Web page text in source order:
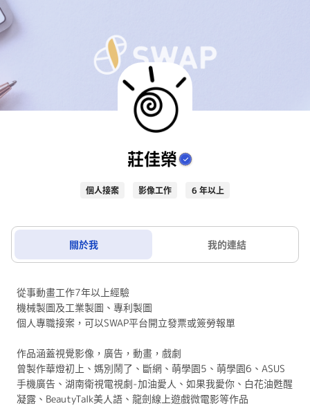
莊佳榮
個人接案 影像工作 6 年以上
關於我 我的連結
從事動畫工作7年以上經驗
機械製圖及工業製圖、專利製圖
個人專職接案，可以SWAP平台開立發票或簽勞報單
作品涵蓋視覺影像，廣告，動畫，戲劇
曾製作華燈初上、媽別鬧了、斷網、萌學園5、萌學園6、ASUS
手機廣告、湖南衛視電視劇-加油愛人、如果我愛你、白花油甦醒
凝露、BeautyTalk美人語、龍劍線上遊戲微電影等作品